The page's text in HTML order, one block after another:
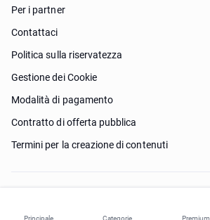
Principale Categorie Premium
Per i partner
Contattaci
Politica sulla riservatezza
Gestione dei Cookie
Modalità di pagamento
Contratto di offerta pubblica
Termini per la creazione di contenuti